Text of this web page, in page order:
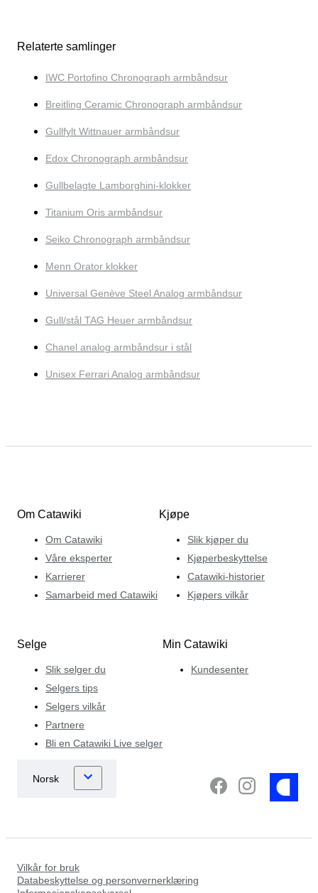
Relaterte samlinger
IWC Portofino Chronograph armbåndsur
Breitling Ceramic Chronograph armbåndsur
Gullfylt Wittnauer armbåndsur
Edox Chronograph armbåndsur
Gullbelagte Lamborghini-klokker
Titanium Oris armbåndsur
Seiko Chronograph armbåndsur
Menn Orator klokker
Universal Genève Steel Analog armbåndsur
Gull/stål TAG Heuer armbåndsur
Chanel analog armbåndsur i stål
Unisex Ferrari Analog armbåndsur
Om Catawiki
Om Catawiki
Våre eksperter
Karrierer
Samarbeid med Catawiki
Kjøpe
Slik kjøper du
Kjøperbeskyttelse
Catawiki-historier
Kjøpers vilkår
Selge
Slik selger du
Selgers tips
Selgers vilkår
Partnere
Bli en Catawiki Live selger
Min Catawiki
Kundesenter
Vilkår for bruk
Databeskyttelse og personvernerklæring